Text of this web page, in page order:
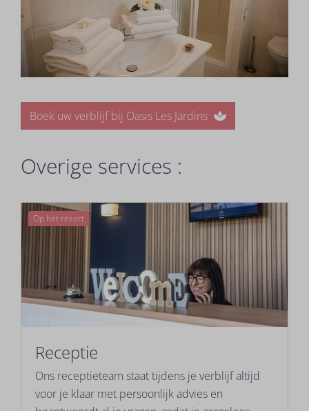
Boek uw verblijf bij Oasis Les Jardins
Overige services :
Op het resort
Receptie
Ons receptieteam staat tijdens je verblijf altijd
voor je klaar met persoonlijk advies en